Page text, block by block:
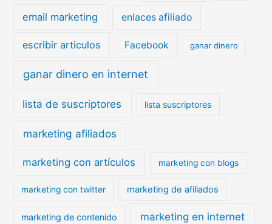
email marketing enlaces afiliado
escribir articulos Facebook ganar dinero
ganar dinero en internet
lista de suscriptores lista suscriptores
marketing afiliados
marketing con artículos marketing con blogs
marketing con twitter marketing de afiliados
marketing de contenido marketing en internet